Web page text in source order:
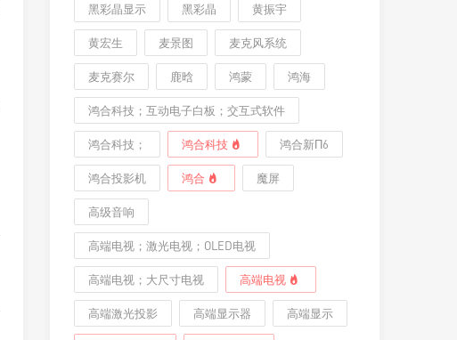
黑彩晶显示 黑彩晶 黄振宇
黄宏生 麦景图 麦克风系统
麦克赛尔 鹿晗 鸿蒙 鸿海
鸿合科技；互动电子白板；交互式软件
鸿合科技； 鸿合科技 鸿合新Π6
鸿合投影机 鸿合 魔屏
高级音响
高端电视；激光电视；OLED电视
高端电视；大尺寸电视 高端电视
高端激光投影 高端显示器 高端显示